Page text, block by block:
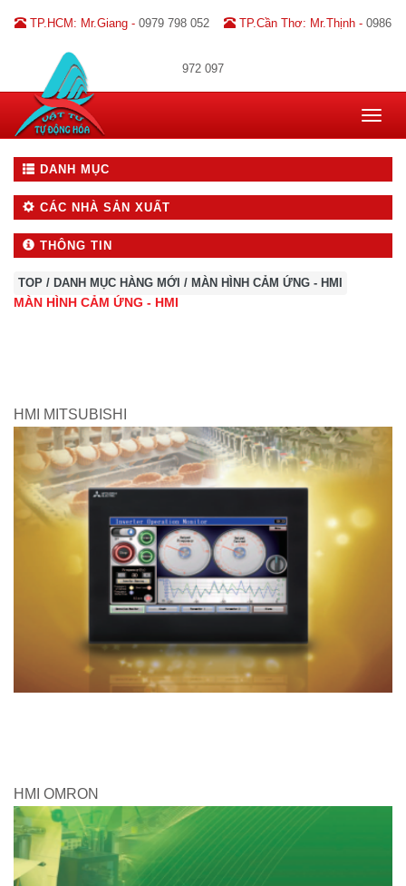
TP.HCM: Mr.Giang - 0979 798 052 TP.Cần Thơ: Mr.Thịnh - 0986
972 097
Toggle
DANH MỤC
CÁC NHÀ SẢN XUẤT
THÔNG TIN
TOP / DANH MỤC HÀNG MỚI / MÀN HÌNH CẢM ỨNG - HMI
MÀN HÌNH CẢM ỨNG - HMI
HMI MITSUBISHI
HMI OMRON